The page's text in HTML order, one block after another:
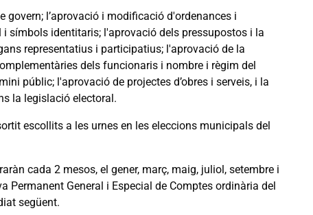
l’aprovació i modificació d'ordenances i
símbols identitaris; l'aprovació dels pressupostos i la
representatius i participatius; l'aprovació de la
dels funcionaris i nombre i règim del
públic; l'aprovació de projectes d’obres i serveis, i la
la legislació electoral.
escollits a les urnes en les eleccions municipals del
cada 2 mesos, el gener, març, maig, juliol, setembre i
General i Especial de Comptes ordinària del
següent.